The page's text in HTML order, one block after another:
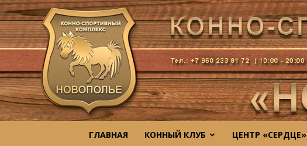
ГЛАВНАЯ КОННЫЙ КЛУБ ЦЕНТР «СЕРДЦЕ»